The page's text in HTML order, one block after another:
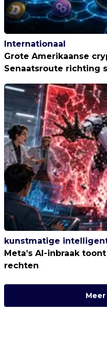
Internationaal
Grote Amerikaanse
Senaatsroute richting
kunstmatige
Meta’s AI-inbraak
rechten